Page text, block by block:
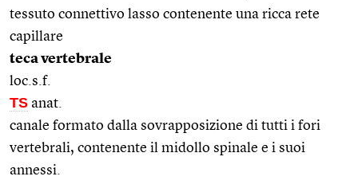
tessuto connettivo lasso contenente una ricca rete
capillare
teca vertebrale
loc.s.f.
TS anat.
canale formato dalla sovrapposizione di tutti i fori
vertebrali, contenente il midollo spinale e i suoi
annessi.